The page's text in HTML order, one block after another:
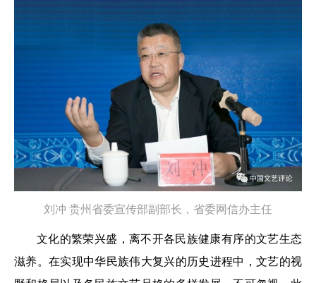
刘冲 贵州省委宣传部副部长， 省委网信办主任
文化的繁荣兴盛，离不开各民族健康有序的文艺生态
滋养。在实现中华民族伟大复兴的历史进程中，文艺的视